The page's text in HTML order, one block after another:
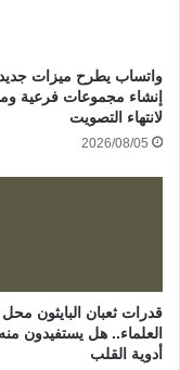
واتساب يطرح ميزات
إنشاء مجموعات فرعية
لانتهاء التصويت
2026/08/05
قدرات ثعبان البايثون محل
العلماء.. هل يستفيدون
أدوية القلب